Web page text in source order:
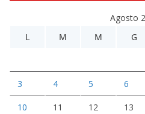
Agosto
L
M M G
3 4 5 6
10 11 12 13